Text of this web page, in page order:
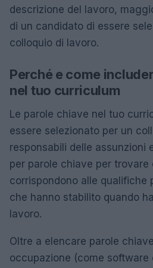
descrizione del lavoro,
di un candidato di essere
colloquio di lavoro.
Perché e come
nel tuo curriculum
Le parole chiave nel tuo
essere selezionato per un
responsabili delle assunzioni
per parole chiave per trovare
corrispondono alle qualifiche
che hanno stabilito quando
lavoro.
Oltre a elencare parole
occupazione (come software